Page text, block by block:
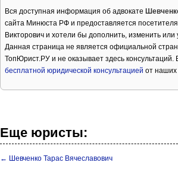
Вся доступная информация об адвокате
сайта Минюста РФ и предоставляется
Викторович и хотели бы дополнить, изменить
Данная страница не является официальной
ТопЮрист.РУ и не оказывает здесь
бесплатной юридической консультацией от наших
Еще юристы:
← Шевченко Тарас Вячеславович